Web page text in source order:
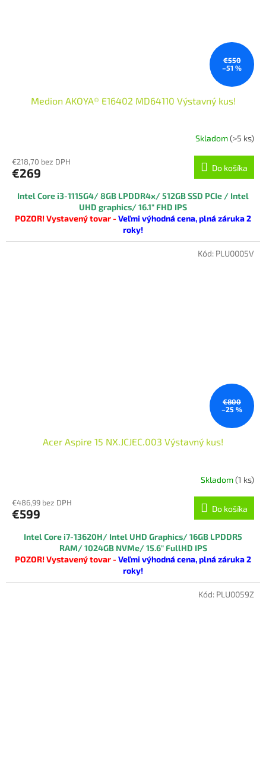
€550
–51 %
Medion AKOYA® E16402 MD64110 Výstavný kus!
Skladom(>5 ks)
€218,70 bez DPH
€269 Do košíka
Intel Core i3-1115G4/ 8GB LPDDR4x/ 512GB SSD PCIe / Intel
UHD graphics/ 16.1" FHD IPS
POZOR! Vystavený tovar - Veľmi výhodná cena, plná záruka 2
roky!
€800
–25 %
Acer Aspire 15 NX.JCJEC.003 Výstavný kus!
Skladom(1 ks)
€486,99 bez DPH
€599 Do košíka
Intel Core i7-13620H/ Intel UHD Graphics/ 16GB LPDDR5
RAM/ 1024GB NVMe/ 15.6" FullHD IPS
POZOR! Vystavený tovar - Veľmi výhodná cena, plná záruka 2
roky!
tovar je v 100% funkčnom aj vizuálnom stave v pôvodnom balení
Kód: PLU0005V
Kód: PLU0059Z